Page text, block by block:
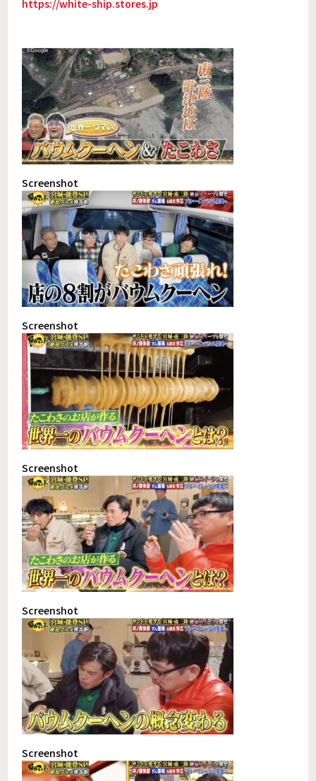
https://white-ship.stores.jp
Screenshot
Screenshot
Screenshot
Screenshot
Screenshot